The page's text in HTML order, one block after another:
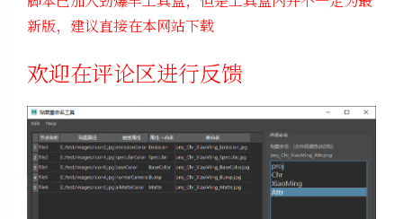
新版，建议直接在本网站下载
欢迎在评论区进行反馈